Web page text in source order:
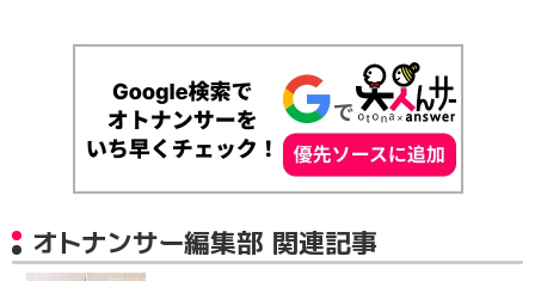
オトナンサー編集部 関連記事